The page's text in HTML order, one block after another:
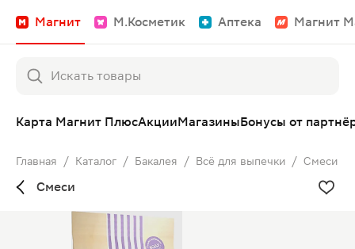
Магнит М.Косметик Аптека Магнит
Карта Магнит ПлюсАкцииМагазиныБонусы от
Главная / Каталог / Бакалея / Всё для выпечки / Смеси
Смеси